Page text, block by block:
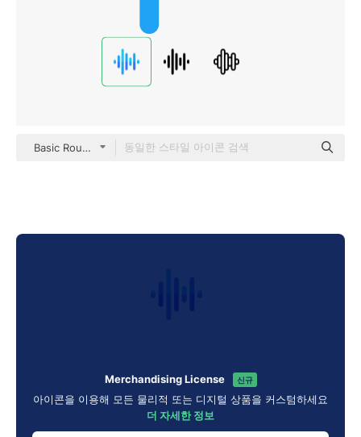
Basic Rounded Flat
Merchandising License 신규
아이콘을 이용해 모든 물리적 또는 디지털 상품을 커스텀하세요
더 자세한 정보